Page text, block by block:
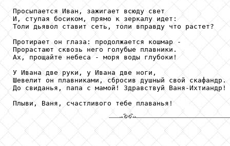
Просыпается Иван, зажигает всюду свет
И, ступая босиком, прямо к зеркалу идет:
Толи дьявол ставит сеть, толи вправду что растет?
Протирает он глаза: продолжается кошмар -
Прорастают сквозь него голубые плавники.
Ах, прощайте небеса - моря воды глубоки!
У Ивана две руки, у Ивана две ноги,
Шевелит он плавниками, сбросив душный свой скафандр.
До свиданья, папа с мамой! Здравствуй Ваня-Ихтиандр!
Плыви, Ваня, счастливого тебе плаванья!